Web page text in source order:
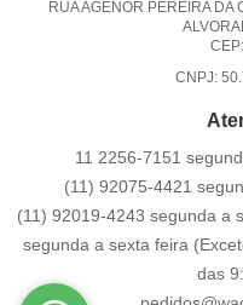
RUA AGENOR PEREIRA DA
CNPJ:
11 2256-7151
(11) 92075-4421
(11) 92019-4243 segunda a
segunda a sexta feira
das